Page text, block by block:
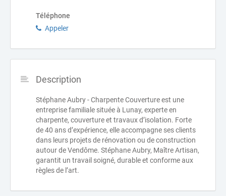
Téléphone
Appeler
Description
Stéphane Aubry - Charpente Couverture est une
entreprise familiale située à Lunay, experte en
charpente, couverture et travaux d’isolation. Forte
de 40 ans d’expérience, elle accompagne ses clients
dans leurs projets de rénovation ou de construction
autour de Vendôme. Stéphane Aubry, Maître Artisan,
garantit un travail soigné, durable et conforme aux
règles de l’art.